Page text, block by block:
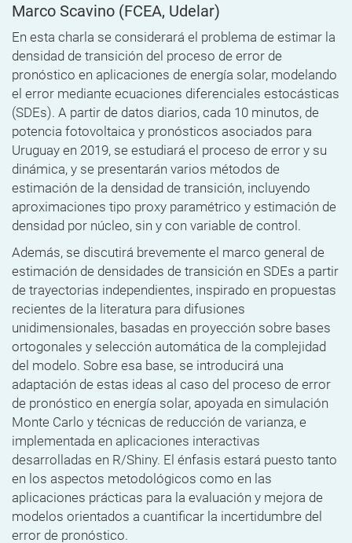
Marco Scavino (FCEA, Udelar)
En esta charla se considerará el problema de estimar la
densidad de transición del proceso de error de
pronóstico en aplicaciones de energía solar, modelando
el error mediante ecuaciones diferenciales estocásticas
(SDEs). A partir de datos diarios, cada 10 minutos, de
potencia fotovoltaica y pronósticos asociados para
Uruguay en 2019, se estudiará el proceso de error y su
dinámica, y se presentarán varios métodos de
estimación de la densidad de transición, incluyendo
aproximaciones tipo proxy paramétrico y estimación de
densidad por núcleo, sin y con variable de control.
Además, se discutirá brevemente el marco general de
estimación de densidades de transición en SDEs a partir
de trayectorias independientes, inspirado en propuestas
recientes de la literatura para difusiones
unidimensionales, basadas en proyección sobre bases
ortogonales y selección automática de la complejidad
del modelo. Sobre esa base, se introducirá una
adaptación de estas ideas al caso del proceso de error
de pronóstico en energía solar, apoyada en simulación
Monte Carlo y técnicas de reducción de varianza, e
implementada en aplicaciones interactivas
desarrolladas en R/Shiny. El énfasis estará puesto tanto
en los aspectos metodológicos como en las
aplicaciones prácticas para la evaluación y mejora de
modelos orientados a cuantificar la incertidumbre del
error de pronóstico.